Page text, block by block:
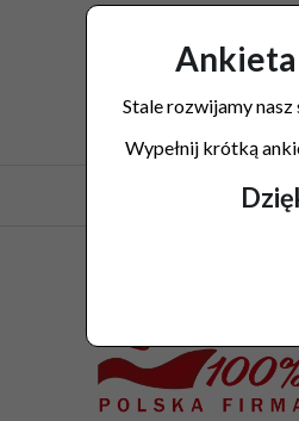
Ankieta
Stale rozwijamy nasz
Wypełnij krótką